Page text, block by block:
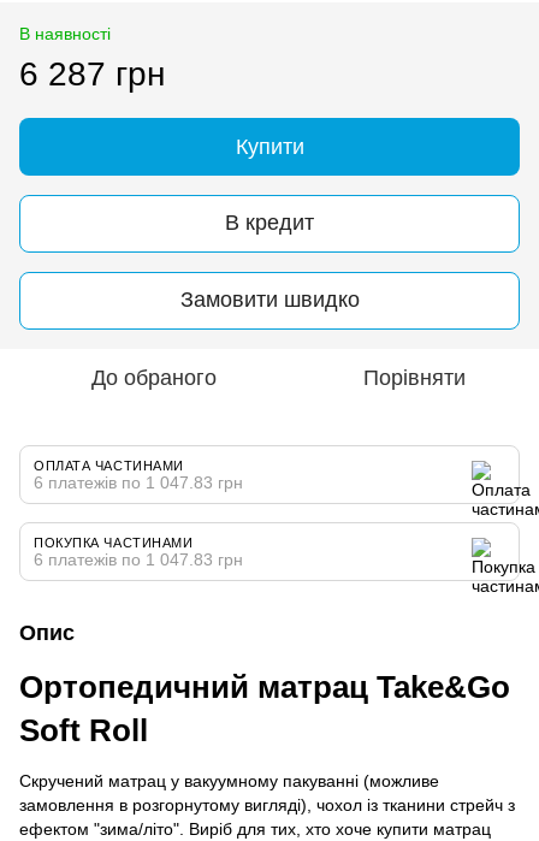
В наявності
6 287 грн
Купити
В кредит
Замовити швидко
До обраного Порівняти
ОПЛАТА ЧАСТИНАМИ
6 платежів по 1 047.83 грн
ПОКУПКА ЧАСТИНАМИ
6 платежів по 1 047.83 грн
Опис
Ортопедичний матрац Take&Go
Soft Roll
Скручений матрац у вакуумному пакуванні (можливе
замовлення в розгорнутому вигляді), чохол із тканини стрейч з
ефектом "зима/літо". Виріб для тих, хто хоче купити матрац